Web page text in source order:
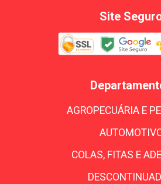
Site
AGROPECUÁRIA E
COLAS, FITAS E